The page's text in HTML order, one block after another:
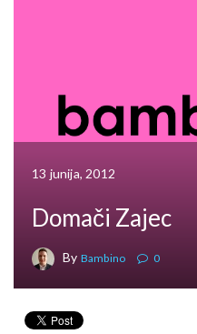
13 junija, 2012
Domači Zajec
By Bambino 0